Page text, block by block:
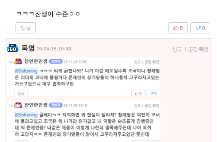
ㅋㅋㅋ잔생이 수준ㅇㅇ
답글 0
0
묵명 26-06-18 16:33 신고 | 공감 확인